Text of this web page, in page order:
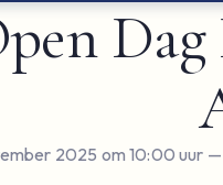
2025 om 10:00 uur —